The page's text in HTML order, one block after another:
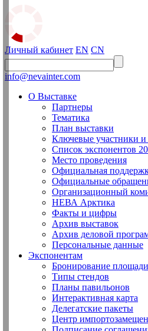
Личный кабинет EN CN
info@nevainter.com
О Выставке
Партнеры
Тематика
План выставки
Ключевые участники и
Список экспонентов
Место проведения
Официальная
Официальные
Организационный
НЕВА Арктика
Факты и цифры
Архив выставок
Архив деловой
Персональные данные
Экспонентам
Бронирование
Типы стендов
Планы павильонов
Интерактивная карта
Делегатские пакеты
Центр